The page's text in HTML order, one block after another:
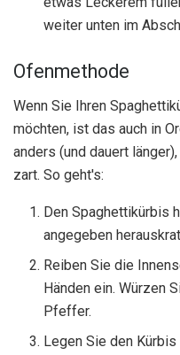
weiter unten im
Ofenmethode
Wenn Sie Ihren
möchten, ist das auch in
anders (und dauert
zart. So geht's:
Den Spaghettikürbis
angegeben
Reiben Sie die
Händen ein. Würzen
Pfeffer.
Legen Sie den